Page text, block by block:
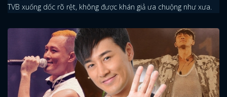
TVB xuống dốc rõ rệt, không được khán giả ưa chuộng như xưa.